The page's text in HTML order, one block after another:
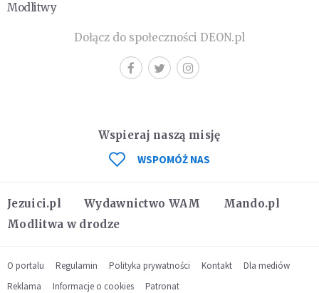
Modlitwy
Dołącz do społeczności DEON.pl
Jezuici.pl Wydawnictwo WAM
Mando.pl
Modlitwa w drodze
Wspieraj naszą misję
WSPOMÓŻ NAS
O portalu Regulamin Polityka prywatności Kontakt
Dla mediów
Reklama
Informacje o cookies Patronat